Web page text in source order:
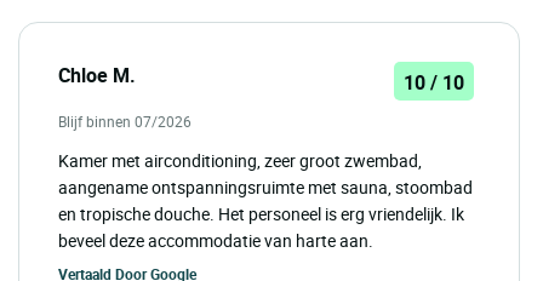
Chloe M. 10 / 10
Blijf binnen 07/2026
Kamer met airconditioning, zeer groot zwembad,
aangename ontspanningsruimte met sauna, stoombad
en tropische douche. Het personeel is erg vriendelijk. Ik
beveel deze accommodatie van harte aan.
Vertaald DoorGoogle